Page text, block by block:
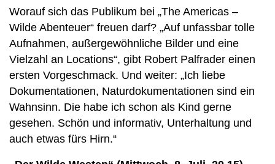
Worauf sich das Publikum bei „The Americas –
Wilde Abenteuer“ freuen darf? „Auf unfassbar tolle
Aufnahmen, außergewöhnliche Bilder und eine
Vielzahl an Locations“, gibt Robert Palfrader einen
ersten Vorgeschmack. Und weiter: „Ich liebe
Dokumentationen, Naturdokumentationen sind ein
Wahnsinn. Die habe ich schon als Kind gerne
gesehen. Schön und informativ, Unterhaltung und
auch etwas fürs Hirn.“